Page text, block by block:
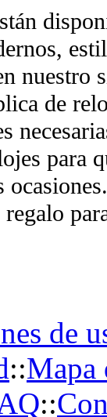
de
para
de
::Mapa
::